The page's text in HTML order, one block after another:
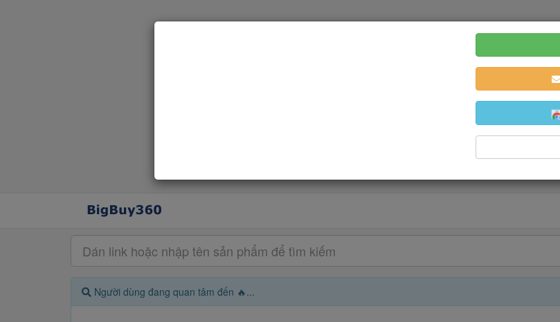
Người dùng đang quan tâm đến 🔥...